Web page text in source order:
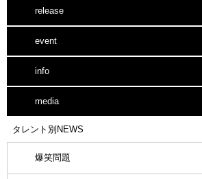
release
event
info
media
タレント別NEWS
爆笑問題